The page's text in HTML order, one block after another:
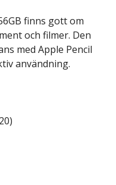
finns gott om
och filmer. Den
med Apple Pencil
användning.